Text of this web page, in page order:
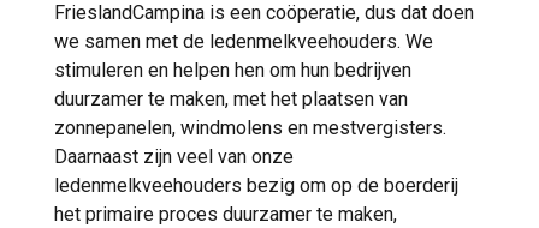
FrieslandCampina is een coöperatie, dus dat doen
we samen met de ledenmelkveehouders. We
stimuleren en helpen hen om hun bedrijven
duurzamer te maken, met het plaatsen van
zonnepanelen, windmolens en mestvergisters.
Daarnaast zijn veel van onze
ledenmelkveehouders bezig om op de boerderij
het primaire proces duurzamer te maken,